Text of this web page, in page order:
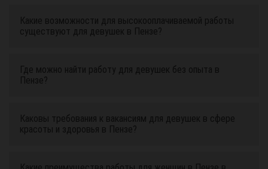
Какие возможности для высокооплачиваемой работы
существуют для девушек в Пензе?
Где можно найти работу для девушек без опыта в
Пензе?
Каковы требования к вакансиям для девушек в сфере
красоты и здоровья в Пензе?